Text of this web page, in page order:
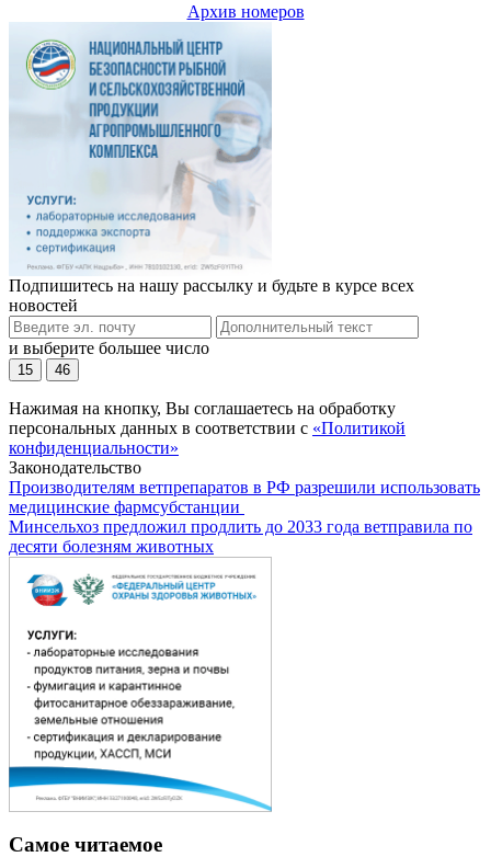
Архив номеров
Подпишитесь на нашу рассылку и будьте в курсе всех
новостей
и выберите большее число
15 46
Нажимая на кнопку, Вы соглашаетесь на обработку
персональных данных в соответствии с «Политикой
конфиденциальности»
Законодательство
Производителям ветпрепаратов в РФ разрешили использовать
медицинские фармсубстанции
Минсельхоз предложил продлить до 2033 года ветправила по
десяти болезням животных
Самое читаемое